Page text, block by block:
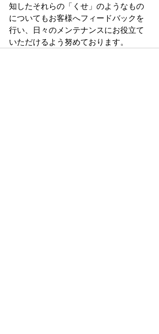
知したそれらの「くせ」のようなもの
についてもお客様へフィードバックを
行い、日々のメンテナンスにお役立て
いただけるよう努めております。